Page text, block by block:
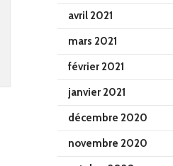
avril 2021
mars 2021
février 2021
janvier 2021
décembre 2020
novembre 2020